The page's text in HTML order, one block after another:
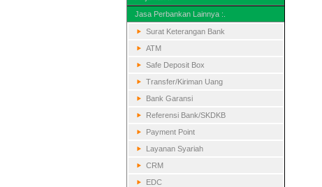
Jasa Perbankan Lainnya :.
Surat Keterangan Bank
ATM
Safe Deposit Box
Transfer/Kiriman Uang
Bank Garansi
Referensi Bank/SKDKB
Payment Point
Layanan Syariah
CRM
EDC